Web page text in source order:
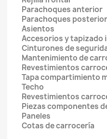
Parachoques anterior
Parachoques posterior
Asientos
Accesorios y tapizado
Cinturones de
Mantenimiento de
Revestimientos
Tapa compartimiento
Techo
Revestimientos
Piezas componentes
Paneles
Cotas de carrocería